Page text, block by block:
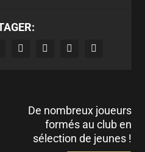
De nombreux joueurs
formés au club en
sélection de jeunes !